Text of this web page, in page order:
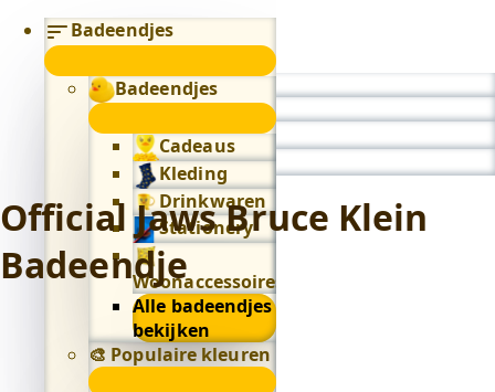
Badeendjes
Badeendjes
Cadeaus
Kleding
Drinkwaren
Stationery
Woonaccessoires
Alle badeendjes
bekijken
🎨 Populaire kleuren
Official Jaws Bruce Klein
Badeendje